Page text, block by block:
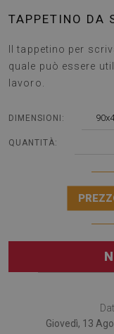
TAPPETINO DA
Il tappetino per
quale può essere
lavoro.
DIMENSIONI:
QUANTITÀ:
Giovedì, 13